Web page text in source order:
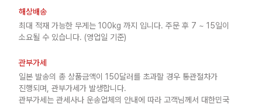
해상배송
최대 적재 가능한 무게는 100kg 까지 입니다. 주문 후 7 ~ 15일이
소요될 수 있습니다. (영업일 기준)
관부가세
일본 발송의 총 상품금액이 150달러를 초과할 경우 통관절차가
진행되며, 관부가세가 발생합니다.
관부가세는 관세사나 운송업체의 안내에 따라 고객님께서 대한민국